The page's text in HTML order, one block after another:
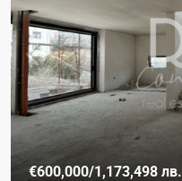
€600,000/1,173,498 лв.